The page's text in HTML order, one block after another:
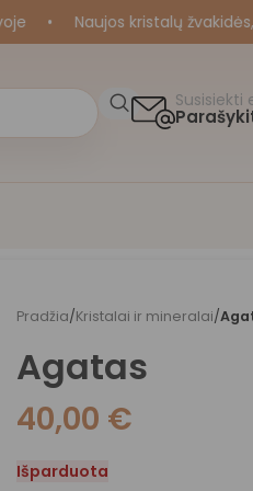
• Naujos kristalų žvakidės,
Susisiekti
Pradžia/Kristalai ir mineralai/
Agatas
40,00 €
Išparduota